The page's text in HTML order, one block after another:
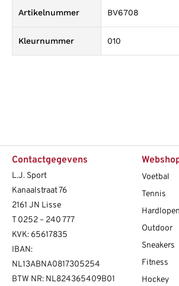
Artikelnummer BV6708
Kleurnummer 010
Contactgegevens
L.J. Sport
Kanaalstraat 76
2161 JN Lisse
T 0252 – 240 777
KVK: 65617835
IBAN:
NL13ABNA0817305254
BTW NR: NL824365409B01
Voetbal
Tennis
Hardlopen
Outdoor
Sneakers
Fitness
Hockey